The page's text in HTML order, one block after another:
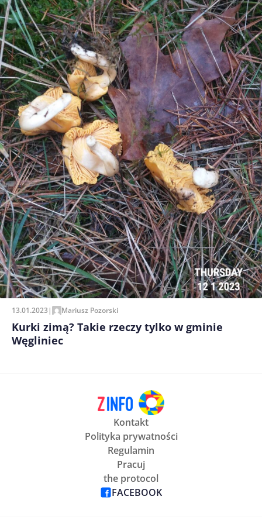
13.01.2023| Mariusz Pozorski
Kurki zimą? Takie rzeczy tylko w gminie
Węgliniec
Kontakt
Polityka prywatności
Regulamin
Pracuj
the protocol
FACEBOOK